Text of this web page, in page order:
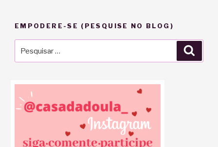
EMPODERE-SE (PESQUISE NO BLOG)
por: